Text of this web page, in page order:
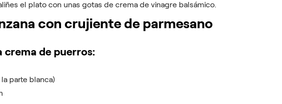
el plato con unas gotas de crema de vinagre balsámico.
con crujiente de parmesano
crema de puerros:
parte blanca)